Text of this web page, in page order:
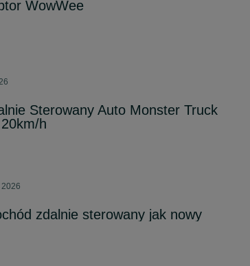
WowWee
Sterowany Auto Monster Truck
h
zdalnie sterowany jak nowy